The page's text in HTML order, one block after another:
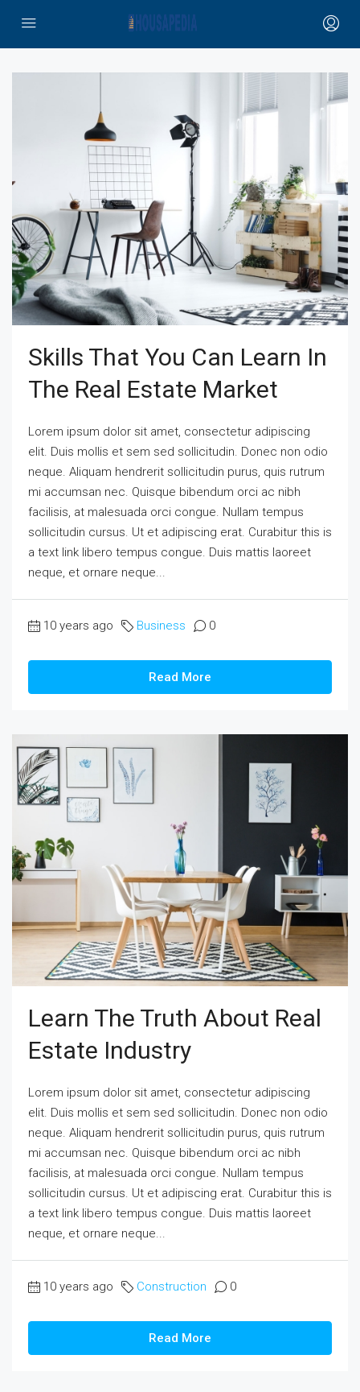
Skills That You Can Learn In
The Real Estate Market
Lorem ipsum dolor sit amet, consectetur adipiscing
elit. Duis mollis et sem sed sollicitudin. Donec non odio
neque. Aliquam hendrerit sollicitudin purus, quis rutrum
mi accumsan nec. Quisque bibendum orci ac nibh
facilisis, at malesuada orci congue. Nullam tempus
sollicitudin cursus. Ut et adipiscing erat. Curabitur this is
a text link libero tempus congue. Duis mattis laoreet
neque, et ornare neque...
10 years ago Business 0
Read More
Learn The Truth About Real
Estate Industry
Lorem ipsum dolor sit amet, consectetur adipiscing
elit. Duis mollis et sem sed sollicitudin. Donec non odio
neque. Aliquam hendrerit sollicitudin purus, quis rutrum
mi accumsan nec. Quisque bibendum orci ac nibh
facilisis, at malesuada orci congue. Nullam tempus
sollicitudin cursus. Ut et adipiscing erat. Curabitur this is
a text link libero tempus congue. Duis mattis laoreet
neque, et ornare neque...
10 years ago Construction 0
Read More